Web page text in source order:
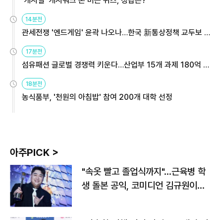
14분전
관세전쟁 '엔드게임' 윤곽 나오나…한국 新통상정책 교두보 활
용해야
17분전
섬유패션 글로벌 경쟁력 키운다…산업부 15개 과제 180억 지
원
18분전
농식품부, '천원의 아침밥' 참여 200개 대학 선정
아주PICK >
"속옷 빨고 졸업식까지"…근육병 학
생 돌본 공익, 코미디언 김규원이었